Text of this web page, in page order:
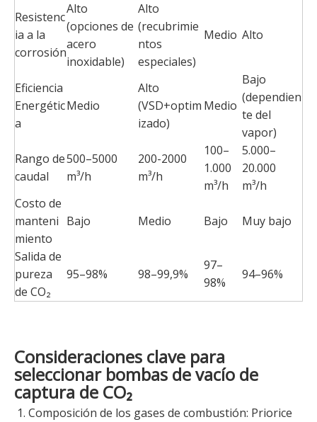
Resistenc
ia a la
corrosión
Alto
(opciones de
acero
inoxidable)
Alto
(recubrimie
ntos
especiales)
Medio Alto
Eficiencia
Energétic
a
Medio
Alto
(VSD+optim
izado)
Medio
Bajo
(dependien
te del
vapor)
Rango de
caudal
500–5000
m³/h
200-2000
m³/h
100–
1.000
m³/h
5.000–
20.000
m³/h
Costo de
manteni
miento
Bajo Medio Bajo Muy bajo
Salida de
pureza
de CO₂
95–98% 98–99,9%
97–
98%
94–96%
Consideraciones clave para
seleccionar bombas de vacío de
captura de CO₂
Composición de los gases de combustión: Priorice